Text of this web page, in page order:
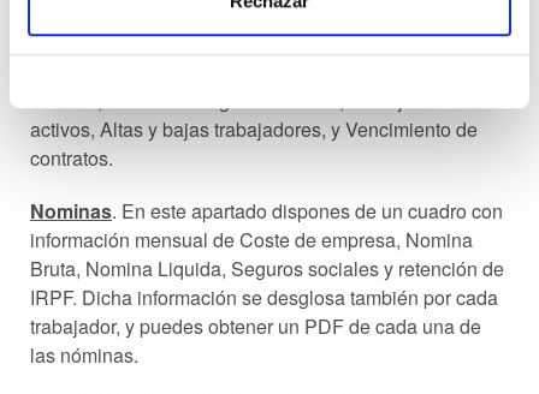
. Te ofrecemos de forma gráfica la
información laboral de tu empresa, con cuadros
activos, Altas y bajas trabajadores, y Vencimiento de
contratos.
Nominas. En este apartado dispones de un cuadro con
información mensual de Coste de empresa, Nomina
Bruta, Nomina Liquida, Seguros sociales y retención de
IRPF. Dicha información se desglosa también por cada
trabajador, y puedes obtener un PDF de cada una de
las nóminas.